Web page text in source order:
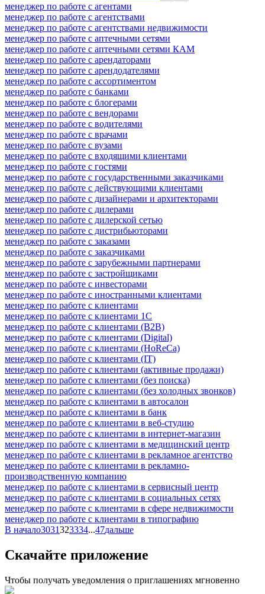
менеджер по работе с агентами
менеджер по работе с агентствами
менеджер по работе с агентствами недвижимости
менеджер по работе с аптечными сетями
менеджер по работе с аптечными сетями КАМ
менеджер по работе с арендаторами
менеджер по работе с арендодателями
менеджер по работе с ассортиментом
менеджер по работе с банками
менеджер по работе с блогерами
менеджер по работе с вендорами
менеджер по работе с водителями
менеджер по работе с врачами
менеджер по работе с вузами
менеджер по работе с входящими клиентами
менеджер по работе с гостями
менеджер по работе с государственными заказчиками
менеджер по работе с действующими клиентами
менеджер по работе с дизайнерами и архитекторами
менеджер по работе с дилерами
менеджер по работе с дилерской сетью
менеджер по работе с дистрибьюторами
менеджер по работе с заказами
менеджер по работе с заказчиками
менеджер по работе с зарубежными партнерами
менеджер по работе с застройщиками
менеджер по работе с инвесторами
менеджер по работе с иностранными клиентами
менеджер по работе с клиентами
менеджер по работе с клиентами 1С
менеджер по работе с клиентами (B2B)
менеджер по работе с клиентами (Digital)
менеджер по работе с клиентами (HoReCa)
менеджер по работе с клиентами (IT)
менеджер по работе с клиентами (активные продажи)
менеджер по работе с клиентами (без поиска)
менеджер по работе с клиентами (без холодных звонков)
менеджер по работе с клиентами в автосалон
менеджер по работе с клиентами в банк
менеджер по работе с клиентами в веб-студию
менеджер по работе с клиентами в интернет-магазин
менеджер по работе с клиентами в медицинский центр
менеджер по работе с клиентами в рекламное агентство
менеджер по работе с клиентами в рекламно-
производственную компанию
менеджер по работе с клиентами в сервисный центр
менеджер по работе с клиентами в социальных сетях
менеджер по работе с клиентами в сфере недвижимости
менеджер по работе с клиентами в типографию
В начало3031323334...47дальше
Скачайте приложение
Чтобы получать уведомления о приглашениях мгновенно